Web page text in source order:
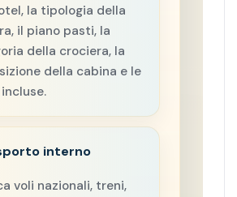
la tipologia della
il piano pasti, la
della crociera, la
della cabina e le
interno
voli nazionali, treni,